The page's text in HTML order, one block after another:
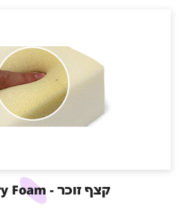
קצף זוכר - Memory Foam